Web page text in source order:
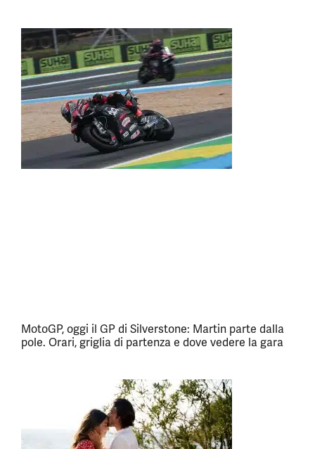
MotoGP, oggi il GP di Silverstone: Martin parte dalla
pole. Orari, griglia di partenza e dove vedere la gara